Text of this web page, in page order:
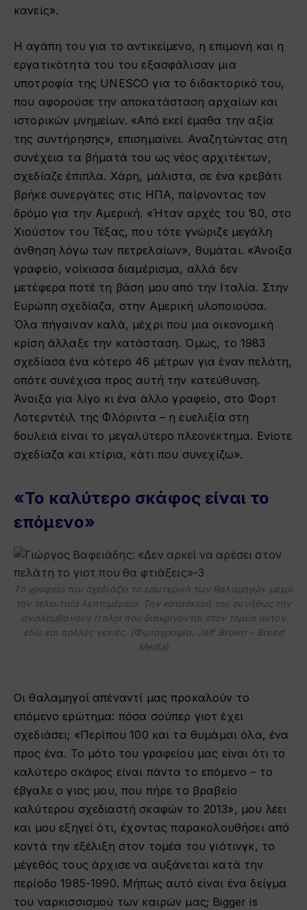
κανείς».
Η αγάπη του για το αντικείμενο, η επιμονή και η
εργατικότητά του του εξασφάλισαν μια
υποτροφία της UNESCO για το διδακτορικό του,
που αφορούσε την αποκατάσταση αρχαίων και
ιστορικών μνημείων. «Από εκεί έμαθα την αξία
της συντήρησης», επισημαίνει. Αναζητώντας στη
συνέχεια τα βήματά του ως νέος αρχιτέκτων,
σχεδίαζε έπιπλα. Χάρη, μάλιστα, σε ένα κρεβάτι
βρήκε συνεργάτες στις ΗΠΑ, παίρνοντας τον
δρόμο για την Αμερική. «Ήταν αρχές του ’80, στο
Χιούστον του Τέξας, που τότε γνώριζε μεγάλη
άνθηση λόγω των πετρελαίων», θυμάται. «Άνοιξα
γραφείο, νοίκιασα διαμέρισμα, αλλά δεν
μετέφερα ποτέ τη βάση μου από την Ιταλία. Στην
Ευρώπη σχεδίαζα, στην Αμερική υλοποιούσα.
Όλα πήγαιναν καλά, μέχρι που μια οικονομική
κρίση άλλαξε την κατάσταση. Όμως, το 1983
σχεδίασα ένα κότερο 46 μέτρων για έναν πελάτη,
οπότε συνέχισα προς αυτή την κατεύθυνση.
Άνοιξα για λίγο κι ένα άλλο γραφείο, στο Φορτ
Λοτερντέιλ της Φλόριντα – η ευελιξία στη
δουλειά είναι το μεγαλύτερο πλεονέκτημα. Ενίοτε
σχεδίαζα και κτίρια, κάτι που συνεχίζω».
«Το καλύτερο σκάφος είναι το
επόμενο»
Το γραφείο του σχεδιάζει το εσωτερικό των θαλαμηγών μέχρι
την τελευταία λεπτομέρεια. Την κατασκευή του συνήθως την
αναλαμβάνουν Ιταλοί που διακρίνονται στον τομέα αυτόν
εδώ και πολλές γενιές. (Φωτογραφία: Jeff Brown – Breed
Media)
Οι θαλαμηγοί απέναντί μας προκαλούν το
επόμενο ερώτημα: πόσα σούπερ γιοτ έχει
σχεδιάσει; «Περίπου 100 και τα θυμάμαι όλα, ένα
προς ένα. Το μότο του γραφείου μας είναι ότι το
καλύτερο σκάφος είναι πάντα το επόμενο – το
έβγαλε ο γιος μου, που πήρε το βραβείο
καλύτερου σχεδιαστή σκαφών το 2013», μου λέει
και μου εξηγεί ότι, έχοντας παρακολουθήσει από
κοντά την εξέλιξη στον τομέα του γιότινγκ, το
μέγεθός τους άρχισε να αυξάνεται κατά την
περίοδο 1985-1990. Μήπως αυτό είναι ένα δείγμα
του ναρκισσισμού των καιρών μας; Bigger is